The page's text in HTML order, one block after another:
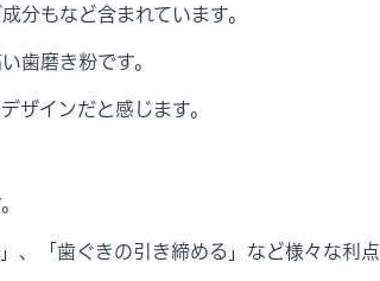
分もなど含まれています。
歯磨き粉です。
ザインだと感じます。
、「歯ぐきの引き締める」など様々な利点